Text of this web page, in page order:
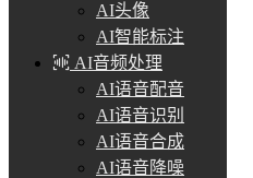
AI头像
AI智能标注
AI音频处理
AI语音配音
AI语音识别
AI语音合成
AI语音降噪